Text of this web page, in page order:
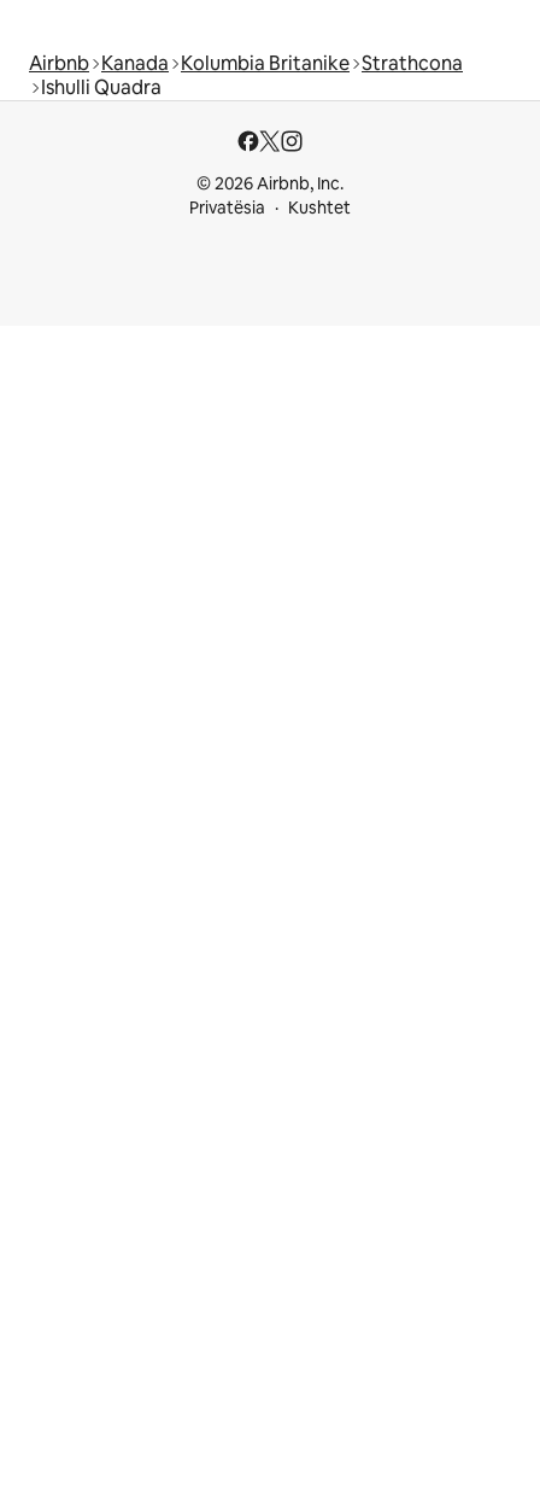
Airbnb Kanada Kolumbia Britanike Strathcona
Ishulli Quadra
© 2026 Airbnb, Inc.
Privatësia
Kushtet